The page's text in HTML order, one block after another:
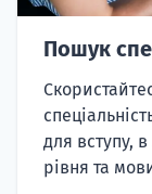
Пошук
для вступу, в
рівня та